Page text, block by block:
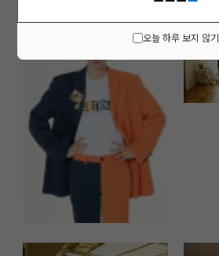
오늘 하루 보지 않기